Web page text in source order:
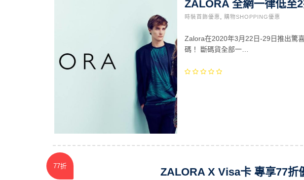
ZALORA 全網一律低至
時裝首飾優惠 購物SHOPPING優惠
Zalora在2020年3月22日-29日推出驚
碼！ 斷碼貨全部一…
77折 ZALORA X Visa卡 專享77折